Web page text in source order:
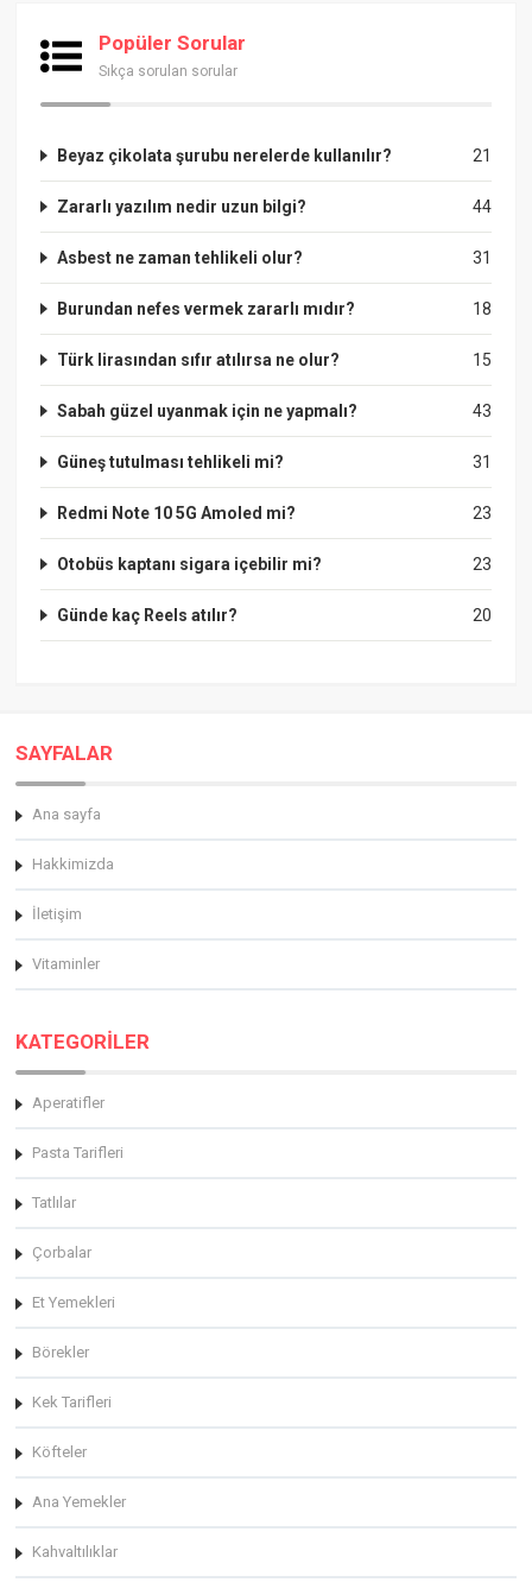
Popüler Sorular
Sıkça sorulan sorular
21
Beyaz çikolata şurubu nerelerde kullanılır?
44
Zararlı yazılım nedir uzun bilgi?
31
Asbest ne zaman tehlikeli olur?
18
Burundan nefes vermek zararlı mıdır?
15
Türk lirasından sıfır atılırsa ne olur?
43
Sabah güzel uyanmak için ne yapmalı?
31
Güneş tutulması tehlikeli mi?
23
Redmi Note 10 5G Amoled mi?
23
Otobüs kaptanı sigara içebilir mi?
20
Günde kaç Reels atılır?
SAYFALAR
Ana sayfa
Hakkimizda
İletişim
Vitaminler
KATEGORİLER
Aperatifler
Pasta Tarifleri
Tatlılar
Çorbalar
Et Yemekleri
Börekler
Kek Tarifleri
Köfteler
Ana Yemekler
Kahvaltılıklar